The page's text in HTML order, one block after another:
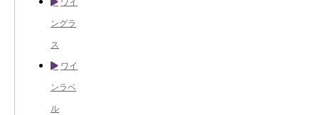
ングラ
ス
ワイ
ンラベ
ル